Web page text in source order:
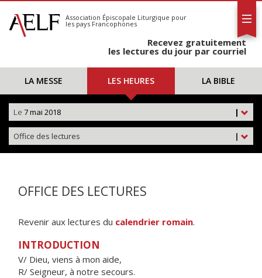
S'abonner
Calendrier
Association Épiscopale Liturgique pour
les pays Francophones
Recevez gratuitement
les lectures du jour par courriel
LA MESSE LES HEURES LA BIBLE
|
Le 7 mai 2018
|
Office des lectures
OFFICE DES LECTURES
Revenir aux lectures du calendrier romain.
INTRODUCTION
V/ Dieu, viens à mon aide,
R/ Seigneur, à notre secours.